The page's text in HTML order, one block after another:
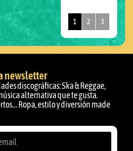
1 2 3
newsletter
discográficas: Ska & Reggae,
alternativa que te gusta.
Ropa, estilo y diversión made